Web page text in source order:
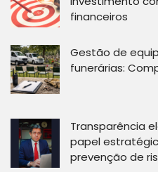
financeiros
Gestão de
funerárias:
Transparência
papel
prevenção de